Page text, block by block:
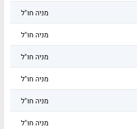
מניה חו"ל
מניה חו"ל
מניה חו"ל
מניה חו"ל
מניה חו"ל
מניה חו"ל